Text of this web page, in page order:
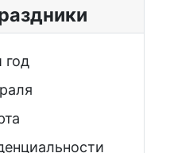
год